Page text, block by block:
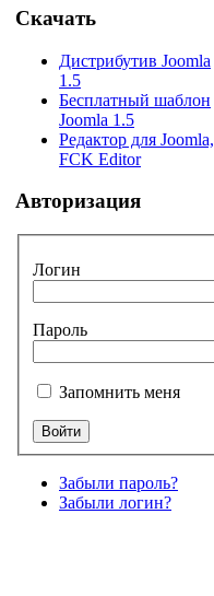
Скачать
Дистрибутив Joomla
1.5
Бесплатный шаблон
Joomla 1.5
Редактор для Joomla,
FCK Editor
Авторизация
Логин
Пароль
Запомнить меня
Забыли пароль?
Забыли логин?